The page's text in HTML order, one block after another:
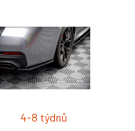
4-8 týdnů